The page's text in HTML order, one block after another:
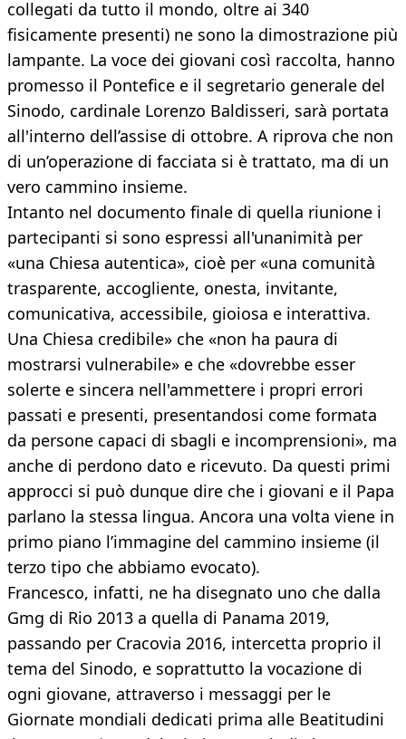
collegati da tutto il mondo, oltre ai 340
fisicamente presenti) ne sono la dimostrazione più
lampante. La voce dei giovani così raccolta, hanno
promesso il Pontefice e il segretario generale del
Sinodo, cardinale Lorenzo Baldisseri, sarà portata
all'interno dell’assise di ottobre. A riprova che non
di un’operazione di facciata si è trattato, ma di un
vero cammino insieme.
Intanto nel documento finale di quella riunione i
partecipanti si sono espressi all'unanimità per
«una Chiesa autentica», cioè per «una comunità
trasparente, accogliente, onesta, invitante,
comunicativa, accessibile, gioiosa e interattiva.
Una Chiesa credibile» che «non ha paura di
mostrarsi vulnerabile» e che «dovrebbe esser
solerte e sincera nell'ammettere i propri errori
passati e presenti, presentandosi come formata
da persone capaci di sbagli e incomprensioni», ma
anche di perdono dato e ricevuto. Da questi primi
approcci si può dunque dire che i giovani e il Papa
parlano la stessa lingua. Ancora una volta viene in
primo piano l’immagine del cammino insieme (il
terzo tipo che abbiamo evocato).
Francesco, infatti, ne ha disegnato uno che dalla
Gmg di Rio 2013 a quella di Panama 2019,
passando per Cracovia 2016, intercetta proprio il
tema del Sinodo, e soprattutto la vocazione di
ogni giovane, attraverso i messaggi per le
Giornate mondiali dedicati prima alle Beatitudini